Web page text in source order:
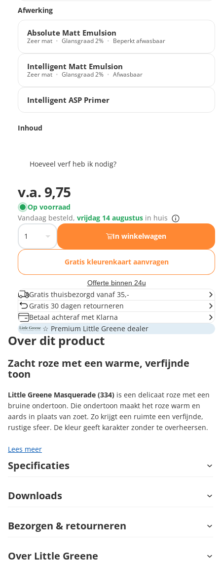
Translation missing: nl.products.paint_filter.description
Afwerking
Absolute Matt Emulsion
Zeer mat Glansgraad 2% Beperkt afwasbaar
Intelligent Matt Emulsion
Zeer mat Glansgraad 2% Afwasbaar
Intelligent ASP Primer
Inhoud
Hoeveel verf heb ik nodig?
v.a. 9,75
Op voorraad
Vandaag besteld, vrijdag 14 augustus in huis
In winkelwagen
Gratis kleurenkaart aanvragen
Offerte binnen 24u
Gratis thuisbezorgd vanaf 35,-
Gratis 30 dagen retourneren
Betaal achteraf met Klarna
☆ Premium Little Greene dealer
Over dit product
Lees meer
Zacht roze met een warme, verfijnde
toon
Little Greene Masquerade (334) is een delicaat roze met een
bruine ondertoon. Die ondertoon maakt het roze warm en
aards in plaats van zoet. Zo krijgt een ruimte een verfijnde,
rustige sfeer. De kleur geeft karakter zonder te overheersen.
Specificaties
Downloads
Bezorgen & retourneren
Over Little Greene